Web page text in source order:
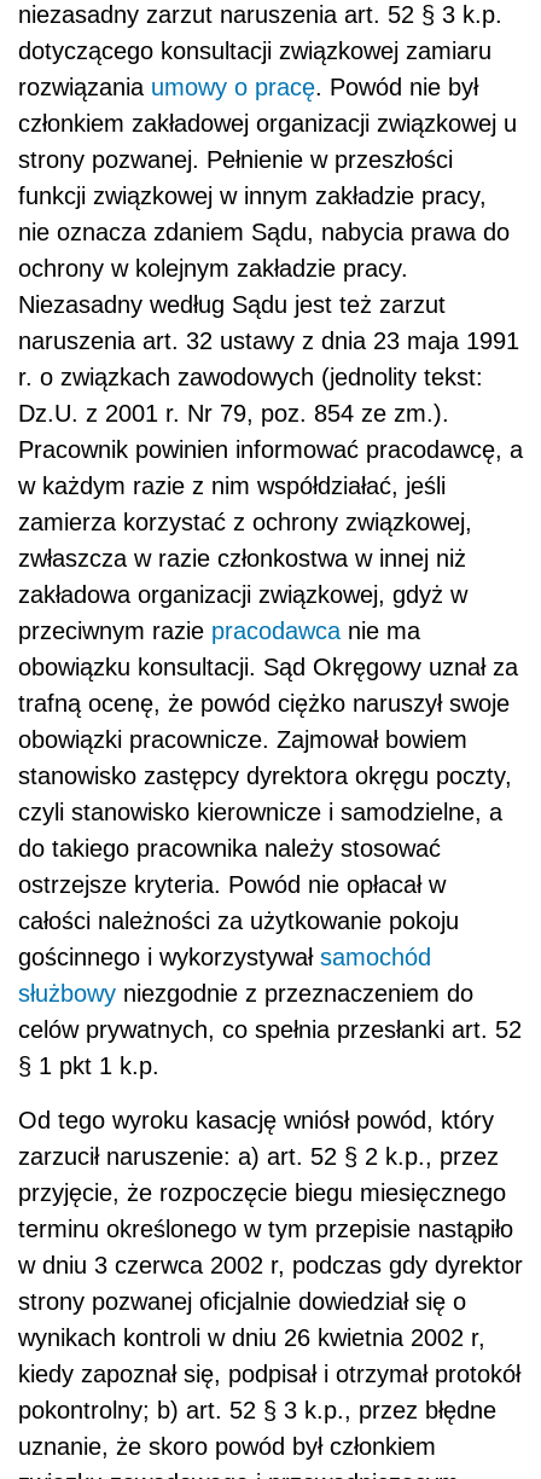
niezasadny zarzut naruszenia art. 52 § 3 k.p.
dotyczącego konsultacji związkowej zamiaru
rozwiązania umowy o pracę. Powód nie był
członkiem zakładowej organizacji związkowej u
strony pozwanej. Pełnienie w przeszłości
funkcji związkowej w innym zakładzie pracy,
nie oznacza zdaniem Sądu, nabycia prawa do
ochrony w kolejnym zakładzie pracy.
Niezasadny według Sądu jest też zarzut
naruszenia art. 32 ustawy z dnia 23 maja 1991
r. o związkach zawodowych (jednolity tekst:
Dz.U. z 2001 r. Nr 79, poz. 854 ze zm.).
Pracownik powinien informować pracodawcę, a
w każdym razie z nim współdziałać, jeśli
zamierza korzystać z ochrony związkowej,
zwłaszcza w razie członkostwa w innej niż
zakładowa organizacji związkowej, gdyż w
przeciwnym razie pracodawcanie ma
obowiązku konsultacji. Sąd Okręgowy uznał za
trafną ocenę, że powód ciężko naruszył swoje
obowiązki pracownicze. Zajmował bowiem
stanowisko zastępcy dyrektora okręgu poczty,
czyli stanowisko kierownicze i samodzielne, a
do takiego pracownika należy stosować
ostrzejsze kryteria. Powód nie opłacał w
całości należności za użytkowanie pokoju
gościnnego i wykorzystywał samochód
służbowy niezgodnie z przeznaczeniem do
celów prywatnych, co spełnia przesłanki art. 52
§ 1 pkt 1 k.p.
Od tego wyroku kasację wniósł powód, który
zarzucił naruszenie: a) art. 52 § 2 k.p., przez
przyjęcie, że rozpoczęcie biegu miesięcznego
terminu określonego w tym przepisie nastąpiło
w dniu 3 czerwca 2002 r, podczas gdy dyrektor
strony pozwanej oficjalnie dowiedział się o
wynikach kontroli w dniu 26 kwietnia 2002 r,
kiedy zapoznał się, podpisał i otrzymał protokół
pokontrolny; b) art. 52 § 3 k.p., przez błędne
uznanie, że skoro powód był członkiem